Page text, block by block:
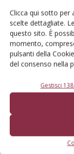
Clicca qui sotto per
scelte dettagliate.
questo sito. È
momento,
pulsanti della
del consenso nella
Gestisci